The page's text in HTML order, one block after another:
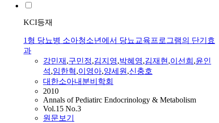
KCI등재
1형 당뇨병 소아청소년에서 당뇨교육프로그램의 단기효
과
강민재 ,구민정,김지영,박혜영,김재현,이선희 ,윤인
석,임한혁,이영아,양세원,신충호
대한소아내분비학회
2010
Annals of Pediatirc Endocrinology & Metabolism
Vol.15 No.3
원문보기